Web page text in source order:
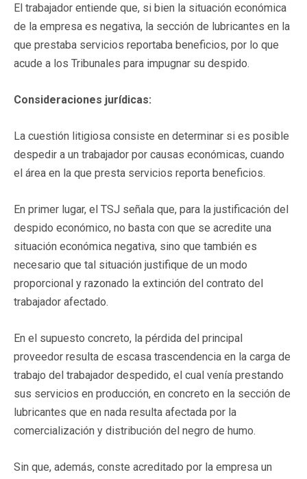
El trabajador entiende que, si bien la situación económica
de la empresa es negativa, la sección de lubricantes en la
que prestaba servicios reportaba beneficios, por lo que
acude a los Tribunales para impugnar su despido.
Consideraciones jurídicas:
La cuestión litigiosa consiste en determinar si es posible
despedir a un trabajador por causas económicas, cuando
el área en la que presta servicios reporta beneficios.
En primer lugar, el TSJ señala que, para la justificación del
despido económico, no basta con que se acredite una
situación económica negativa, sino que también es
necesario que tal situación justifique de un modo
proporcional y razonado la extinción del contrato del
trabajador afectado.
En el supuesto concreto, la pérdida del principal
proveedor resulta de escasa trascendencia en la carga de
trabajo del trabajador despedido, el cual venía prestando
sus servicios en producción, en concreto en la sección de
lubricantes que en nada resulta afectada por la
comercialización y distribución del negro de humo.
Sin que, además, conste acreditado por la empresa un